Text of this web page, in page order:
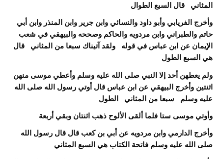
المثاني قال السبع الطوال
وأخرج الفريابي وأبو داود والنسائي وابن جرير وابن المنذر وابن أبي
حاتم والطبراني وابن مردويه والحاكم وصححه والبيهقي في شعب
الإيمان عن ابن عباس في قوله ولقد آتيناك سبعا من المثاني قال
هي السبع الطول
ولم يعطهن أحد إلا النبي صلى الله عليه وسلم وأعطي موسى منهن
اثنتين وأخرج البيهقي عن ابن عباس قال أوتي رسول الله صلى الله
عليه وسلم سبعا من المثاني الطول
وأوتي موسى ستا فلما ألقى الألوح ذهب اثنتان وبقي أربعة
وأخرج الدارمي وابن مردويه عن أبي بن كعب قال قال رسول الله
صلى الله عليه وسلم فاتحة الكتاب هي السبع المثاني